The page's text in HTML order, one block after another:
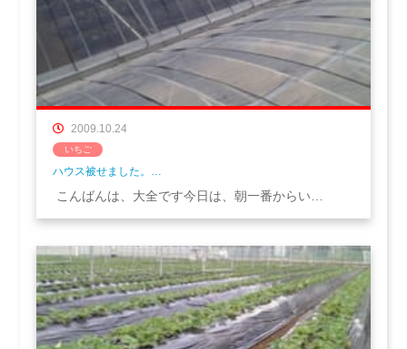
2009.10.24
いちご
ハウス被せました。…
こんばんは、大全です今日は、朝一番からい…